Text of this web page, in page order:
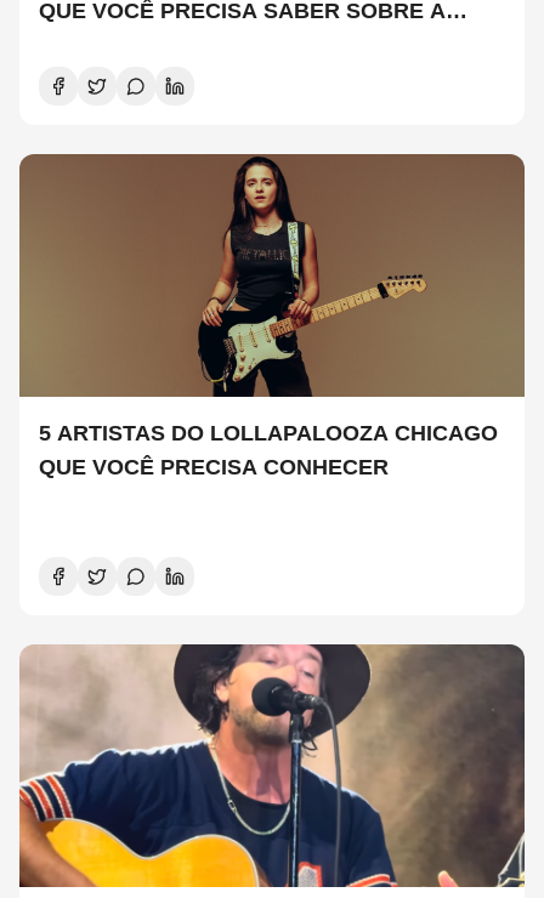
QUE VOCÊ PRECISA SABER SOBRE A
5 ARTISTAS DO LOLLAPALOOZA CHICAGO
QUE VOCÊ PRECISA CONHECER